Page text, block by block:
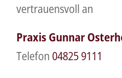
vertrauensvoll an
Praxis Gunnar
Telefon 04825 9111